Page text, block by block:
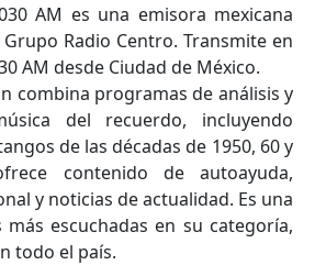
AM es una emisora mexicana
Radio Centro. Transmite en
AM desde Ciudad de México.
combina programas de análisis y
del recuerdo, incluyendo
de las décadas de 1950, 60 y
contenido de autoayuda,
y noticias de actualidad. Es una
escuchadas en su categoría,
todo el país.